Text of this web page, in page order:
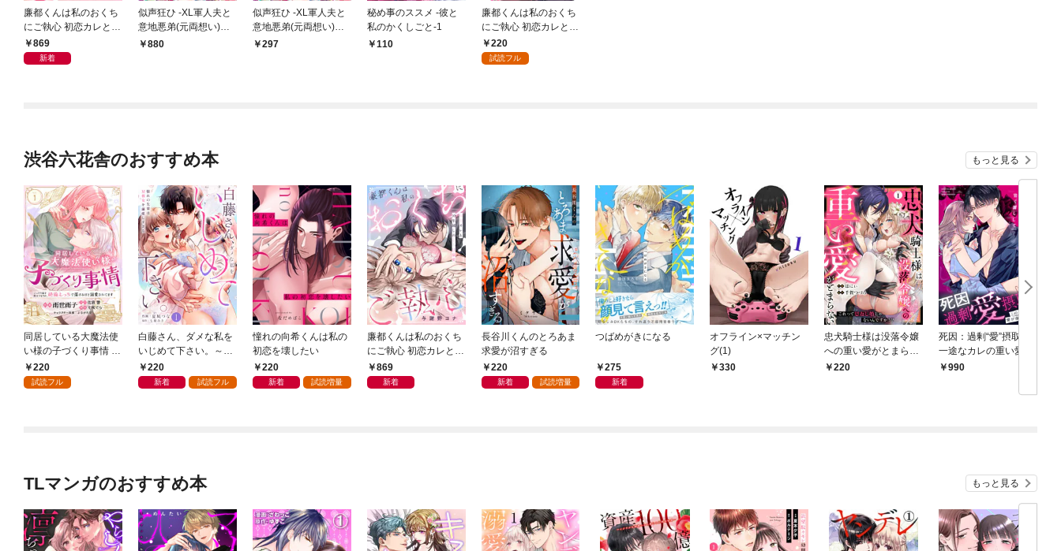
廉都くんは私のおくち
にご執心 初恋カレと1
0年越しのとろ甘溺愛
【電子単行本】
869
新着
似声狂ひ -XL軍人夫と
意地悪弟(元両想い)の
揺れ愛-
880
似声狂ひ -XL軍人夫と
意地悪弟(元両想い)の
揺れ愛-【分冊版】1
297
秘め事のススメ -彼と
私のかくしごと-1
110
廉都くんは私のおくち
にご執心 初恋カレと1
0年越しのとろ甘溺愛
(1)
220
試読フル
渋谷六花舎のおすすめ本 もっと見る
同居している大魔法使
い様の子づくり事情 こ
っそり家を出るつもり
が、絶倫えっちで蕩け
220
試読フル
白藤さん、ダメな私を
いじめて下さい。～憧
れの先輩はM彼女を溺
愛しすぎる(1)
220
新着 試読フル
憧れの向希くんは私の
初恋を壊したい
220
新着 試読増量
廉都くんは私のおくち
にご執心 初恋カレと1
0年越しのとろ甘溺愛
【電子単行本】
869
新着
長谷川くんのとろあま
求愛が沼すぎる
220
新着 試読増量
つばめがきになる
275
新着
オフライン×マッチン
グ(1)
330
忠犬騎士様は没落令嬢
への重い愛がとまらな
い これって恩返し婚じ
220
死因：過剰“愛”摂取～
一途なカレの重い愛で
甘く濡らして…
990
TLマンガのおすすめ本 もっと見る